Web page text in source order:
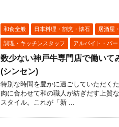
和食全般 日本料理・割烹・懐石 居酒屋
調理・キッチンスタッフ アルバイト・パー
数少ない神戸牛専門店で働い
(シンセン)
特別な時間を豊かに過ごしていただく
肉に合わせて和の職人が紡ぎだす上質
スタイル。これが「新 ...